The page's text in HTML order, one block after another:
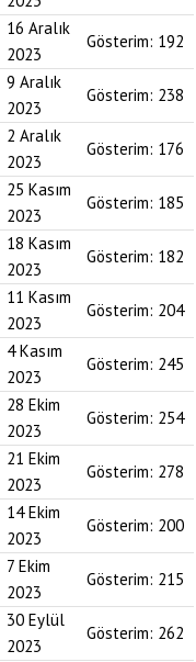
16 Aralık
2023
Gösterim: 192
9 Aralık
2023
Gösterim: 238
2 Aralık
2023
Gösterim: 176
25 Kasım
2023
Gösterim: 185
18 Kasım
2023
Gösterim: 182
11 Kasım
2023
Gösterim: 204
4 Kasım
2023
Gösterim: 245
28 Ekim
2023
Gösterim: 254
21 Ekim
2023
Gösterim: 278
14 Ekim
2023
Gösterim: 200
7 Ekim
2023
Gösterim: 215
30 Eylül
2023
Gösterim: 262